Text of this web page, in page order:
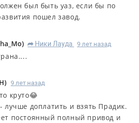
был быть уаз, если бы по
пошел завод.
) R Ники Лауда 9 лет назад
) 9 лет назад
круто😂
лучше доплатить и взять Прадик.
постоянный полный привод и